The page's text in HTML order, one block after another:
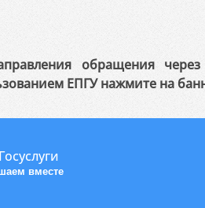
обращения
ЕПГУ нажмите на
вместе